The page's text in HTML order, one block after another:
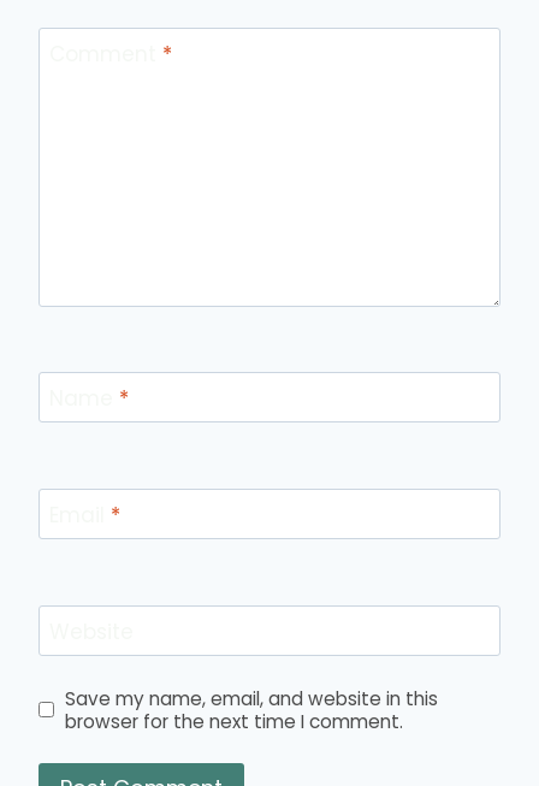
*
*
*
Save my name, email, and website in this
browser for the next time I comment.